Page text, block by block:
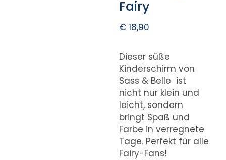
Fairy
€18,90
Dieser süße
Kinderschirm von
Sass & Belle ist
nicht nur klein und
leicht, sondern
bringt Spaß und
Farbe in verregnete
Tage. Perfekt für alle
Fairy-Fans!